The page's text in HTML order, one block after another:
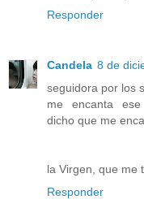
Responder
Candela 8 de
seguidora por los
me encanta ese
dicho que me
la Virgen, que me
Responder